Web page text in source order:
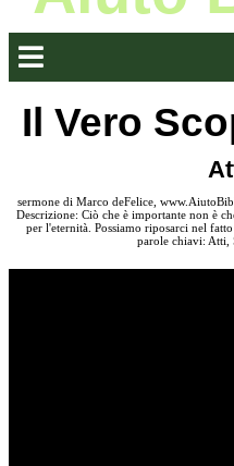
Il Vero
sermone di Marco deFelice,
Descrizione: Ciò che è importante non è
per l'eternità. Possiamo riposarci nel
parole chiavi: Atti,